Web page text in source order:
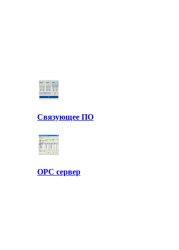
Связующее ПО
OPC сервер